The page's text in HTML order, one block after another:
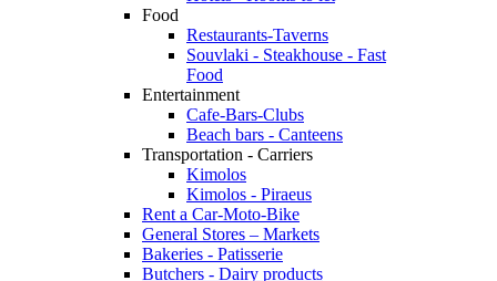
Food
Restaurants-Taverns
Souvlaki - Steakhouse - Fast
Food
Entertainment
Cafe-Bars-Clubs
Beach bars - Canteens
Transportation - Carriers
Kimolos
Kimolos - Piraeus
Rent a Car-Moto-Bike
General Stores – Markets
Bakeries - Patisserie
Butchers - Dairy products